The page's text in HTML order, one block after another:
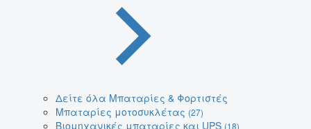
Δείτε όλα Μπαταρίες & Φορτιστές
Μπαταρίες μοτοσυκλέτας (27)
Βιομηχανικές μπαταρίες και UPS (18)